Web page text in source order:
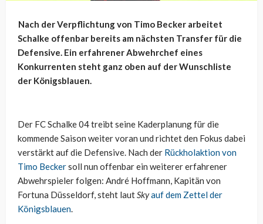
Nach der Verpflichtung von Timo Becker arbeitet
Schalke offenbar bereits am nächsten Transfer für die
Defensive. Ein erfahrener Abwehrchef eines
Konkurrenten steht ganz oben auf der Wunschliste
der Königsblauen.
Der FC Schalke 04 treibt seine Kaderplanung für die
kommende Saison weiter voran und richtet den Fokus dabei
verstärkt auf die Defensive. Nach der Rückholaktion von
Timo Beckersoll nun offenbar ein weiterer erfahrener
Abwehrspieler folgen: André Hoffmann, Kapitän von
Fortuna Düsseldorf, steht lautSkyauf dem Zettel der
Königsblauen.